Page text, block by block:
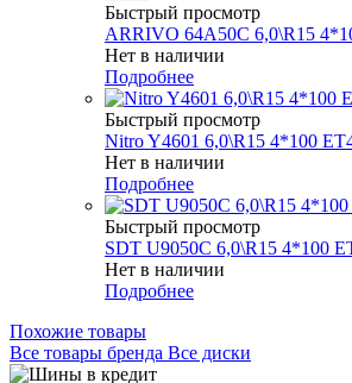
Быстрый просмотр
ARRIVO 64A50C 6,0\R15
Нет в наличии
Подробнее
Быстрый просмотр
Nitro Y4601 6,0\R15 4*100
Нет в наличии
Подробнее
Быстрый просмотр
SDT U9050C 6,0\R15 4*100
Нет в наличии
Подробнее
Похожие товары
Все товары бренда Все диски